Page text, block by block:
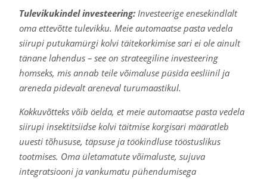
Tulevikukindel investeering:Investeerige enesekindlalt
oma ettevõtte tulevikku. Meie automaatse pasta vedela
siirupi putukamürgi kolvi täitekorkimise sari ei ole ainult
tänane lahendus – see on strateegiline investeering
homseks, mis annab teile võimaluse püsida eesliinil ja
areneda pidevalt areneval turumaastikul.
Kokkuvõtteks võib öelda, et meie automaatse pasta vedela
siirupi insektitsiidse kolvi täitmise korgisari määratleb
uuesti tõhususe, täpsuse ja töökindluse tööstuslikus
tootmises. Oma ületamatute võimaluste, sujuva
integratsiooni ja vankumatu pühendumisega